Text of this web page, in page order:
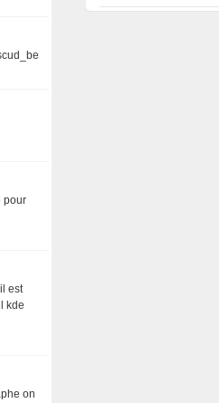
pour
est
kde
on